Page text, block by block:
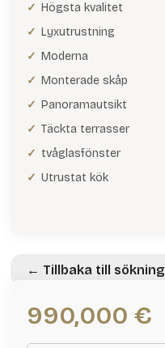
Högsta kvalitet
Lyxutrustning
Moderna
Monterade skåp
Panoramautsikt
Täckta terrasser
tvåglasfönster
Utrustat kök
← Tillbaka till sökning
990,000 €